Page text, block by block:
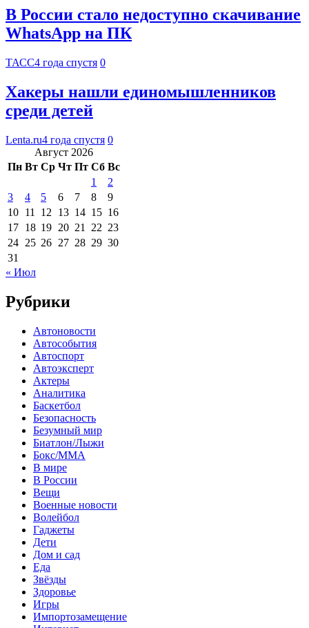
В России стало недоступно скачивание
WhatsApp на ПК
ТАСС4 года спустя 0
Хакеры нашли единомышленников
среди детей
Lenta.ru4 года спустя 0
Август 2026
Пн Вт Ср Чт Пт Сб Вс
1
2
3
4 5 6 7 8
9
10 11 12 13 14 15 16
17 18 19 20 21 22 23
24 25 26 27 28 29 30
31
« Июл
Рубрики
Автоновости
Автособытия
Автоспорт
Автоэксперт
Актеры
Аналитика
Баскетбол
Безопасность
Безумный мир
Биатлон/Лыжи
Бокс/MMA
В мире
В России
Вещи
Военные новости
Волейбол
Гаджеты
Дети
Дом и сад
Еда
Звёзды
Здоровье
Игры
Импортозамещение